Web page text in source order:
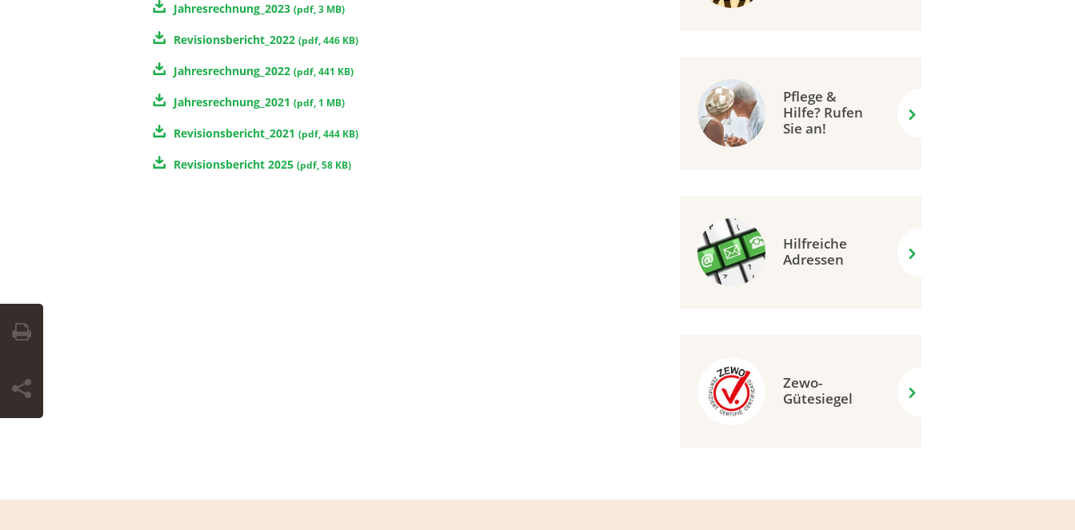
Jahresrechnung_2023 (pdf,3 MB)
Revisionsbericht_2022 (pdf,446 KB)
Jahresrechnung_2022 (pdf,441 KB)
Jahresrechnung_2021 (pdf, 1 MB)
Revisionsbericht_2021 (pdf,444 KB)
Revisionsbericht 2025 (pdf,58 KB)
Pflege &
Hilfe? Rufen
Sie an!
Hilfreiche
Adressen
Zewo-
Gütesiegel